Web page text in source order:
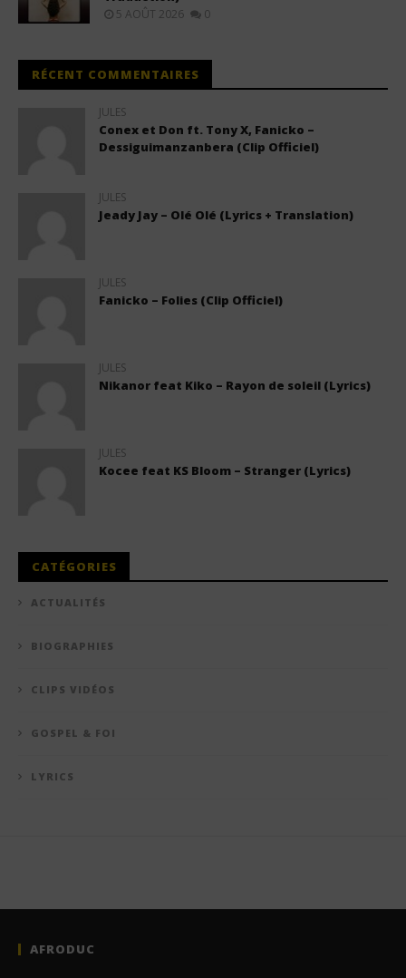
5 AOÛT 2026 0
RÉCENT COMMENTAIRES
JULES
Conex et Don ft. Tony X, Fanicko –
Dessiguimanzanbera (Clip Officiel)
JULES
Jeady Jay – Olé Olé (Lyrics + Translation)
JULES
Fanicko – Folies (Clip Officiel)
JULES
Nikanor feat Kiko – Rayon de soleil (Lyrics)
JULES
Kocee feat KS Bloom – Stranger (Lyrics)
CATÉGORIES
ACTUALITÉS
BIOGRAPHIES
CLIPS VIDÉOS
GOSPEL & FOI
LYRICS
AFRODUC